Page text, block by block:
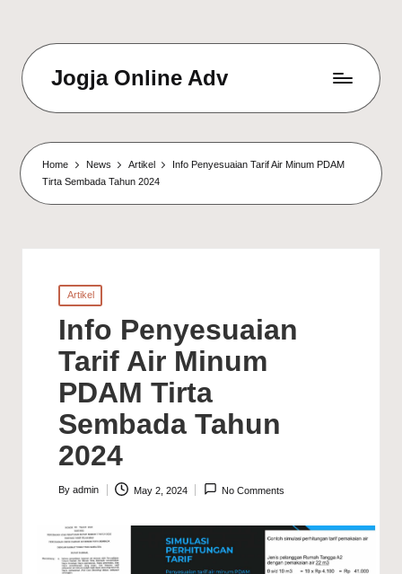
Jogja Online Adv
&
Digital
Connection
Agency
Home News Artikel
Info Penyesuaian Tarif Air Minum PDAM
Tirta Sembada Tahun 2024
Posted
in
Artikel
Info Penyesuaian
Tarif Air Minum
PDAM Tirta
Sembada Tahun
2024
Posted
By admin May 2, 2024 No Comments